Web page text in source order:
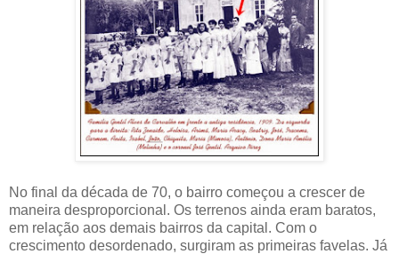
No final da década de 70, o bairro começou a crescer de
maneira desproporcional. Os terrenos ainda eram baratos,
em relação aos demais bairros da capital. Com o
crescimento desordenado, surgiram as primeiras favelas. Já